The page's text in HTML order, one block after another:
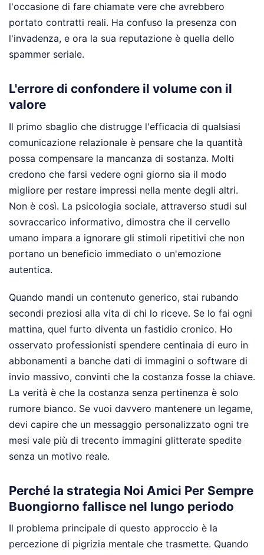
l'occasione di fare chiamate vere che avrebbero
portato contratti reali. Ha confuso la presenza con
l'invadenza, e ora la sua reputazione è quella dello
spammer seriale.
L'errore di confondere il volume con il
valore
Il primo sbaglio che distrugge l'efficacia di qualsiasi
comunicazione relazionale è pensare che la quantità
possa compensare la mancanza di sostanza. Molti
credono che farsi vedere ogni giorno sia il modo
migliore per restare impressi nella mente degli altri.
Non è così. La psicologia sociale, attraverso studi sul
sovraccarico informativo, dimostra che il cervello
umano impara a ignorare gli stimoli ripetitivi che non
portano un beneficio immediato o un'emozione
autentica.
Quando mandi un contenuto generico, stai rubando
secondi preziosi alla vita di chi lo riceve. Se lo fai ogni
mattina, quel furto diventa un fastidio cronico. Ho
osservato professionisti spendere centinaia di euro in
abbonamenti a banche dati di immagini o software di
invio massivo, convinti che la costanza fosse la chiave.
La verità è che la costanza senza pertinenza è solo
rumore bianco. Se vuoi davvero mantenere un legame,
devi capire che un messaggio personalizzato ogni tre
mesi vale più di trecento immagini glitterate spedite
senza un motivo reale.
Perché la strategia Noi Amici Per Sempre
Buongiorno fallisce nel lungo periodo
Il problema principale di questo approccio è la
percezione di pigrizia mentale che trasmette. Quando